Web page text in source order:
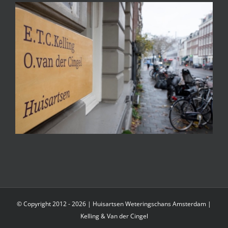
© Copyright 2012 -2026 | Huisartsen Weteringschans Amsterdam |
Kelling & Van der Cingel